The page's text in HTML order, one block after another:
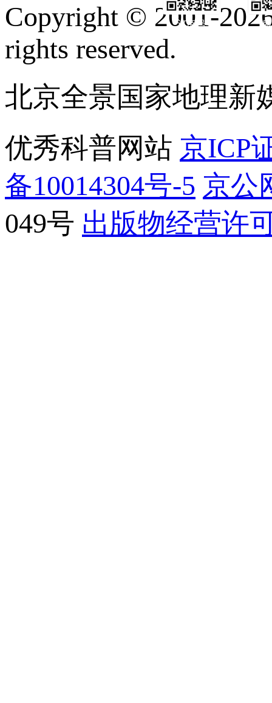
订阅号
Copyright © 2001-
rights reserved.
北京全景国家地理新
优秀科普网站 京ICP
备10014304号-5 京公
049号 出版物经营许